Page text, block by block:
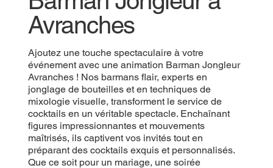
Avranches
Ajoutez une touche spectaculaire à votre
événement avec une animation Barman Jongleur
Avranches ! Nos barmans flair, experts en
jonglage de bouteilles et en techniques de
mixologie visuelle, transforment le service de
cocktails en un véritable spectacle. Enchaînant
figures impressionnantes et mouvements
maîtrisés, ils captivent vos invités tout en
préparant des cocktails exquis et personnalisés.
Que ce soit pour un mariage, une soirée